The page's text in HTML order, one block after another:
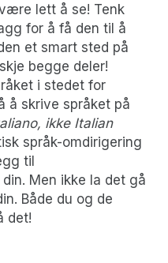
lett å se! Tenk
for å få den til å
et smart sted på
begge deler!
i stedet for
å skrive språket på
ikke Italian
språk-omdirigering
til
Men ikke la det gå
Både du og de
det!